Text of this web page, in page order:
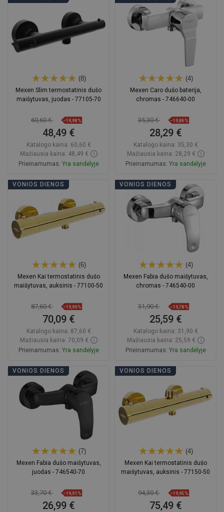
favorite_border Mėgstami favorite_border Mėgstami
Palyginti
(8)
Mexen Slim termostatinis dušo
maišytuvas, juodas - 77105-70
60,60 € −19,98%
48,49 €
Katalogo kaina: 60,60 €
Mažiausia kaina: 48,49 €
Prieinamumas: Yra sandėlyje
Į krepšelį
favorite_border Mėgstami
(4)
Mexen Caro dušo baterija,
chromas - 746640-00
35,30 € −19,86%
28,29 €
Katalogo kaina: 35,30 €
Mažiausia kaina: 28,29 €
Prieinamumas: Yra sandėlyje
Į krepšelį
favorite_border Mėgstami
Palyginti
VONIOS DIENOS
(6)
Mexen Kai termostatinis dušo
maišytuvas, auksinis - 77100-50
87,60 € −19,99%
70,09 €
Katalogo kaina: 87,60 €
Mažiausia kaina: 70,09 €
Prieinamumas: Yra sandėlyje
Į krepšelį
favorite_border Mėgstami
Palyginti
VONIOS DIENOS
(4)
Mexen Fabia dušo maišytuvas,
chromas - 746540-00
31,90 € −19,78%
25,59 €
Katalogo kaina: 31,90 €
Mažiausia kaina: 25,59 €
Prieinamumas: Yra sandėlyje
Į krepšelį
favorite_border Mėgstami
VONIOS DIENOS
(7)
Mexen Fabia dušo maišytuvas,
juodas - 746540-70
33,70 € −19,91%
26,99 €
VONIOS DIENOS
(4)
Mexen Kai termostatinis dušo
maišytuvas, auksinis - 77150-50
94,30 € −19,95%
75,49 €